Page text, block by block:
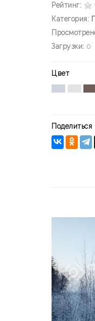
Рейтинг:
Категория:
Загрузки: 0
Цвет
Поделиться